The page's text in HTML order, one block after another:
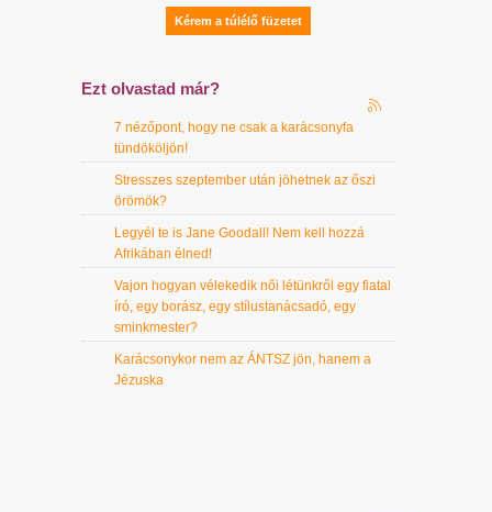
Ezt olvastad már?
7 nézőpont, hogy ne csak a karácsonyfa
tündököljön!
Stresszes szeptember után jöhetnek az őszi
örömök?
Legyél te is Jane Goodall! Nem kell hozzá
Afrikában élned!
Vajon hogyan vélekedik női létünkről egy fiatal
író, egy borász, egy stílustanácsadó, egy
sminkmester?
Karácsonykor nem az ÁNTSZ jön, hanem a
Jézuska